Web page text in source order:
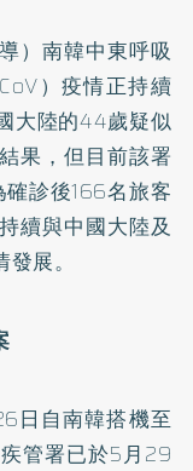
）南韓中東呼吸
）疫情正持續
大陸的44歲疑似
果，但目前該署
診後166名旅客
續與中國大陸及
展。
日自南韓搭機至
管署已於5月29